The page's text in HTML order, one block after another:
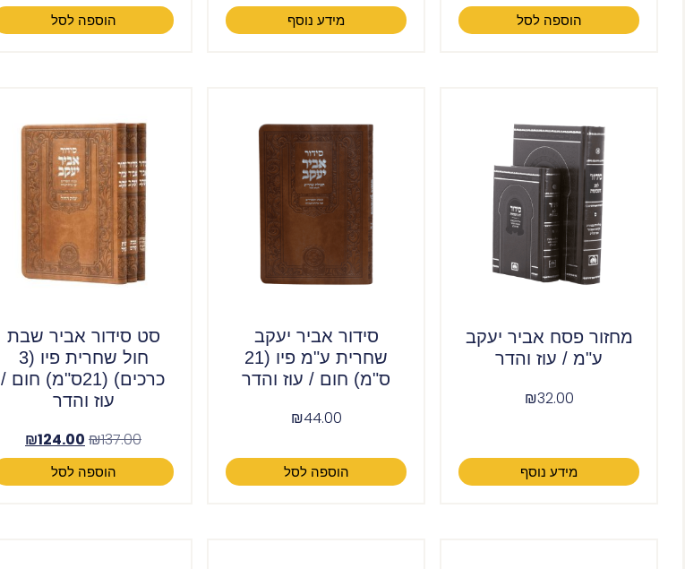
הוספה לסל מידע נוסף הוספה לסל
מחזור פסח אביר יעקב
ע"מ / עוז והדר
₪32.00
מידע נוסף
סידור אביר יעקב
שחרית ע"מ פיו (21
ס"מ) חום / עוז והדר
₪44.00
הוספה לסל
סט סידור אביר שבת
חול שחרית פיו (3
כרכים) (21ס"מ) חום /
עוז והדר
₪137.00
₪124.00
הוספה לסל